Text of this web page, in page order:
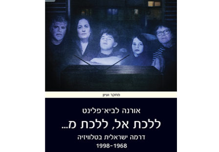
הנחת אתר ספר מודפס
$42
$38